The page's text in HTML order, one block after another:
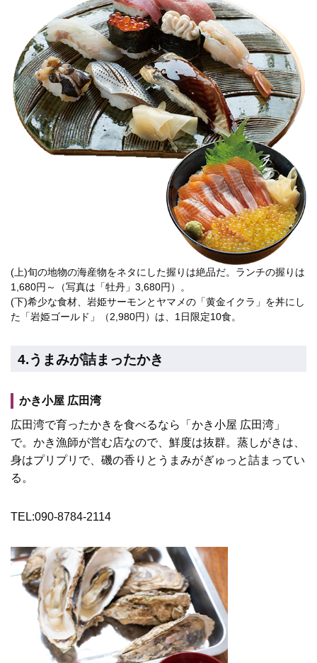
(上)旬の地物の海産物をネタにした握りは絶品だ。ランチの握りは
1,680円～（写真は「牡丹」3,680円）。
(下)希少な食材、岩姫サーモンとヤマメの「黄金イクラ」を丼にし
た「岩姫ゴールド」（2,980円）は、1日限定10食。
4.うまみが詰まったかき
かき小屋 広田湾
広田湾で育ったかきを食べるなら「かき小屋 広田湾」
で。かき漁師が営む店なので、鮮度は抜群。蒸しがきは、
身はプリプリで、磯の香りとうまみがぎゅっと詰まってい
る。
TEL:090-8784-2114